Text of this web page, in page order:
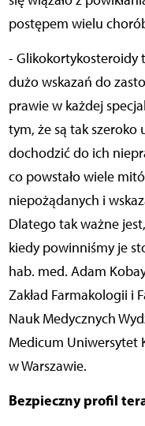
postępem wielu
- Glikokortykosteroidy
dużo wskazań do
prawie w każdej
tym, że są tak szeroko
dochodzić do ich
co powstało wiele
niepożądanych i
Dlatego tak ważne
kiedy powinniśmy je
hab. med. Adam
Zakład Farmakologii i
Nauk Medycznych
Medicum Uniwersytet
w Warszawie.
Bezpieczny profil